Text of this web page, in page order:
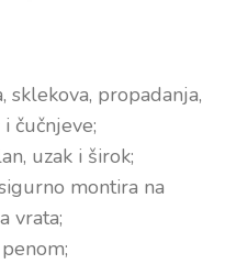
sklekova, propadanja,
čučnjeve;
uzak i širok;
montira na
vrata;